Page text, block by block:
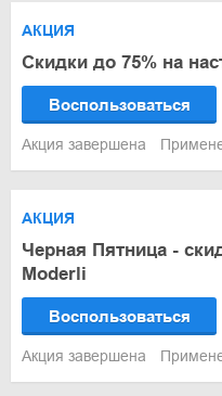
АКЦИЯ
Скидки до 75% на
Воспользоваться
Акция завершена
АКЦИЯ
Черная Пятница -
Moderli
Воспользоваться
Акция завершена